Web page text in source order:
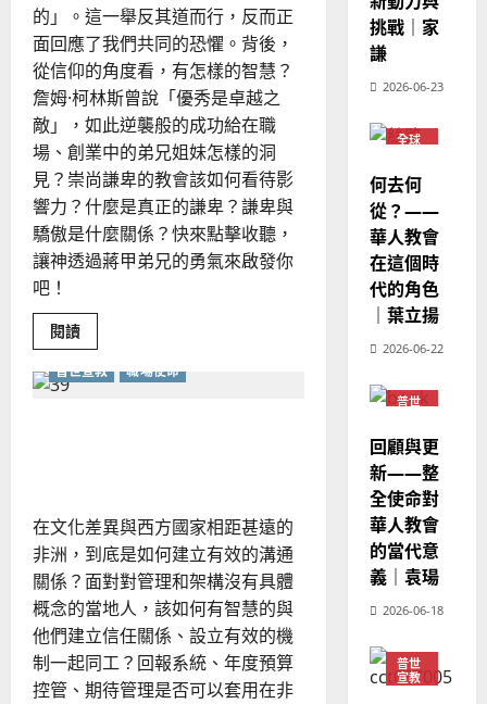
模
式
如
何
影
響
教
會
牧
養？
的」。這一舉反其道而行，反而正
面回應了我們共同的恐懼。背後，
從信仰的角度看，有怎樣的智慧？
詹姆·柯林斯曾說「優秀是卓越之
敵」，如此逆襲般的成功給在職
場、創業中的弟兄姐妹怎樣的洞
見？崇尚謙卑的教會該如何看待影
響力？什麼是真正的謙卑？謙卑與
驕傲是什麼關係？快來點擊收聽，
讓神透過蔣甲弟兄的勇氣來啟發你
吧！
閱讀Read
more
正
響
力
普世宣教 職場使命
在文化差異與西方國家相距甚遠的
非洲，到底是如何建立有效的溝通
關係？面對對管理和架構沒有具體
概念的當地人，該如何有智慧的與
他們建立信任關係、設立有效的機
制一起同工？回報系統、年度預算
控管、期待管理是否可以套用在非
瑟
02-
證
｜
陽
萍
2025-
02-
20
華
曆
新
年
｜
余
自
力
2025-
7
國
人
教
經
歷
｜
吳
振
、
溫
淑
2025-
02-
20
挑戰｜家
謙
2026-06-23
全球
普世
宣教
何去何
從？——
華人教會
在這個時
代的角色
｜葉立揚
2026-06-22
普世
回顧與更
新——整
全使命對
華人教會
的當代意
義｜袁瑒
2026-06-18
普世
宣教